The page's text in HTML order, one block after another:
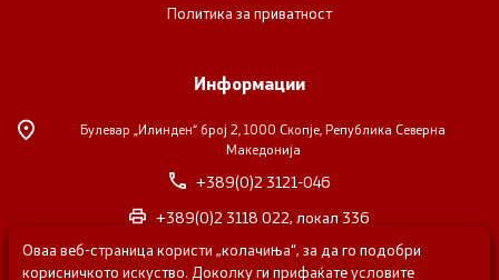
Политика за приватност
Информации
Булевар „Илинден“ број 2, 1000 Скопје, Република Северна
Македонија
+389(0)2 3121-046
+389(0)2 3118 022, локал 336
nvosorabotka@gs.gov.mk
Оваа веб-страница користи „колачиња“, за да го подобри
корисничкото искуство. Доколку ги прифаќате условите